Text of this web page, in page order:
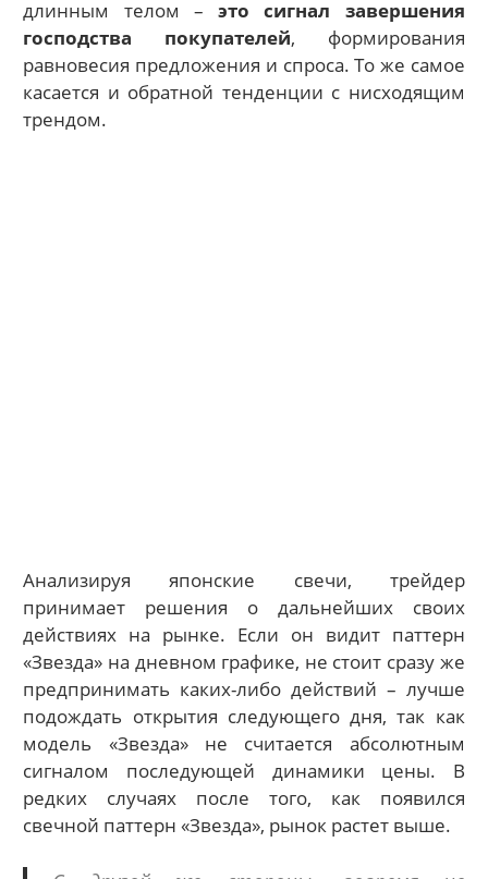
длинным телом –это сигнал завершения
господства покупателей, формирования
равновесия предложения и спроса. То же самое
касается и обратной тенденции с нисходящим
трендом.
Анализируя японские свечи, трейдер
принимает решения о дальнейших своих
действиях на рынке. Если он видит паттерн
«Звезда» на дневном графике, не стоит сразу же
предпринимать каких-либо действий – лучше
подождать открытия следующего дня, так как
модель «Звезда» не считается абсолютным
сигналом последующей динамики цены. В
редких случаях после того, как появился
свечной паттерн «Звезда», рынок растет выше.